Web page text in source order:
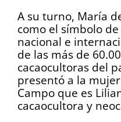
A su turno, María
como el símbolo
nacional e
de las más de
cacaocultoras del
presentó a la
Campo que es
cacaocultora y